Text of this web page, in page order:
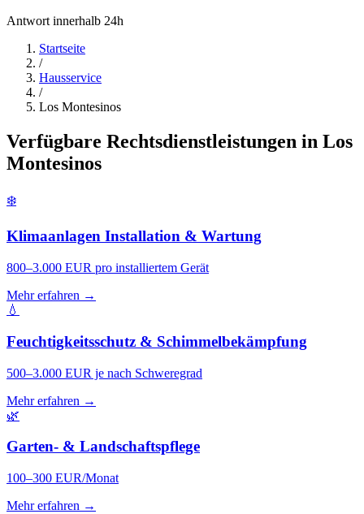
Antwort innerhalb 24h
Startseite
/
Hausservice
/
Los Montesinos
Verfügbare Rechtsdienstleistungen in Los
Montesinos
❄️
Klimaanlagen Installation & Wartung
800–3.000 EUR pro installiertem Gerät
Mehr erfahren →
💧
Feuchtigkeitsschutz & Schimmelbekämpfung
500–3.000 EUR je nach Schweregrad
Mehr erfahren →
🌿
Garten- & Landschaftspflege
100–300 EUR/Monat
Mehr erfahren →